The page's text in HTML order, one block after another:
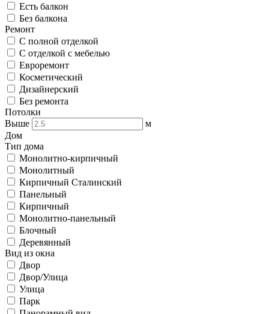
Есть балкон
Без балкона
Ремонт
С полной отделкой
С отделкой с мебелью
Евроремонт
Косметический
Дизайнерский
Без ремонта
Потолки
Выше
м
Дом
Тип дома
Монолитно-кирпичный
Монолитный
Кирпичный Сталинский
Панельный
Кирпичный
Монолитно-панельный
Блочный
Деревянный
Вид из окна
Двор
Двор/Улица
Улица
Парк